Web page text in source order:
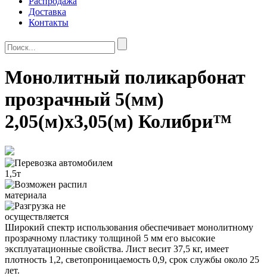
Доставка
Контакты
Монолитный поликарбонат
прозрачный 5(мм)
2,05(м)x3,05(м) Колибри™
Широкий спектр использования обеспечивает монолитному
прозрачному пластику толщиной 5 мм его высокие
эксплуатационные свойства. Лист весит 37,5 кг, имеет
плотность 1,2, светопроницаемость 0,9, срок службы около 25
лет.